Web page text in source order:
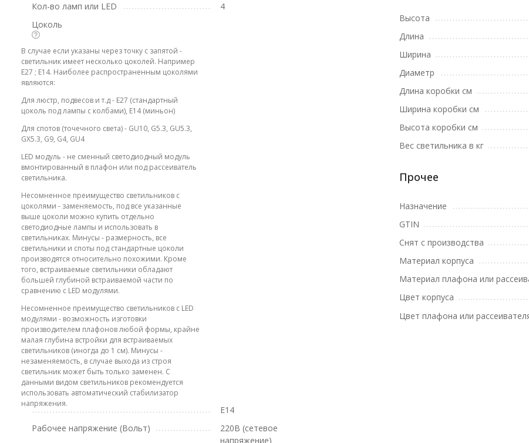
Кол-во ламп или LED
4
Цоколь
В случае если указаны через точку с запятой -
светильник имеет несколько цоколей. Например
E27 ; E14. Наиболее распространенным цоколями
являются:
Для люстр, подвесов и т.д - E27 (стандартный
цоколь под лампы с колбами), E14 (миньон)
Для спотов (точечного света) - GU10, G5.3, GU5.3,
GX5.3, G9, G4, GU4
LED модуль - не сменный светодиодный модуль
вмонтированный в плафон или под рассеиватель
светильника.
Несомненное преимущество светильников с
цоколями - заменяемость, под все указанные
выше цоколи можно купить отдельно
светодиодные лампы и использовать в
светильниках. Минусы - размерность, все
светильники и споты под стандартные цоколи
производятся относительно похожими. Кроме
того, встраиваемые светильники обладают
большей глубиной встраиваемой части по
сравнению с LED модулями.
Несомненное преимущество светильников с LED
модулями - возможность изготовки
производителем плафонов любой формы, крайне
малая глубина встройки для встраиваемых
светильников (иногда до 1 см). Минусы -
незаменяемость, в случае выхода из строя
светильник может быть только заменен. С
данными видом светильников рекомендуется
использовать автоматический стабилизатор
напряжения.
E14
Рабочее напряжение (Вольт)
220В (сетевое
напряжение)
Высота
Длина
Ширина
Диаметр
Длина коробки см
Ширина коробки см
Высота коробки см
Вес светильника в кг
Прочее
Назначение
GTIN
Снят с производства
Материал корпуса
Материал плафона или
Цвет корпуса
Цвет плафона или